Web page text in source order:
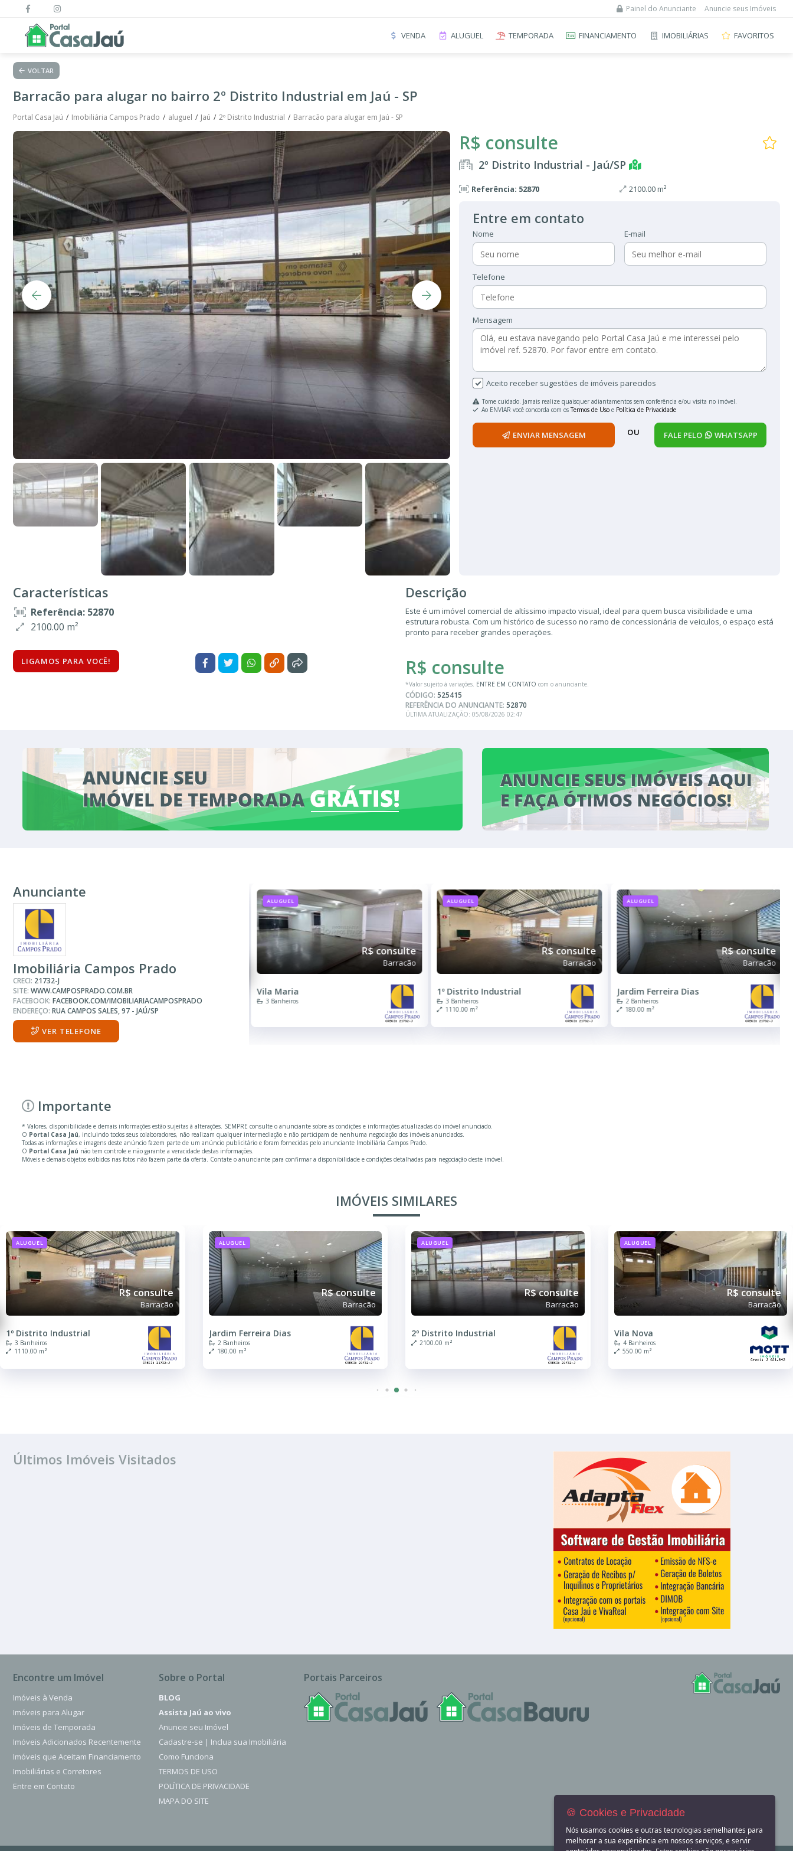
Painel do Anunciante Anuncie seus Imóveis
VENDA ALUGUEL TEMPORADA FINANCIAMENTO IMOBILIÁRIAS FAVORITOS
VOLTAR
Barracão para alugar no bairro 2º Distrito Industrial em Jaú - SP
Portal Casa Jaú Imobiliária Campos Prado aluguel Jaú 2º Distrito Industrial Barracão para alugar em Jaú - SP
R$ consulte
2º Distrito Industrial - Jaú/SP
Referência: 52870 2100.00 m²
Entre em contato
Nome E-mail
Telefone
Mensagem
Aceito receber sugestões de imóveis parecidos
Tome cuidado. Jamais realize quaisquer adiantamentos sem conferência e/ou visita no imóvel.
Ao ENVIAR você concorda com osTermos de Uso e Política de Privacidade
ENVIAR MENSAGEM OU FALE PELO WHATSAPP
Características
Referência: 52870
2100.00 m²
LIGAMOS PARA VOCÊ!
Descrição
Este é um imóvel comercial de altíssimo impacto visual, ideal para quem busca visibilidade e uma
estrutura robusta. Com um histórico de sucesso no ramo de concessionária de veiculos, o espaço está
pronto para receber grandes operações.
R$ consulte
*Valor sujeito à variações. ENTRE EM CONTATO com o anunciante.
CÓDIGO: 525415
REFERÊNCIA DO ANUNCIANTE: 52870
ÚLTIMA ATUALIZAÇÃO: 05/08/2026 02:47
Anunciante
Imobiliária Campos Prado
CRECI: 21732-J
SITE: WWW.CAMPOSPRADO.COM.BR
FACEBOOK: FACEBOOK.COM/IMOBILIARIACAMPOSPRADO
ENDEREÇO: RUA CAMPOS SALES, 97 - JAÚ/SP
VER TELEFONE
Jardim Brasilia
7 Banheiros
544.00 m²
ALUGUEL
R$ consulte
Barracão
Vila Maria
3 Banheiros
ALUGUEL
R$ consulte
Barracão
1º Distrito Industrial
3 Banheiros
1110.00 m²
ALUGUEL
R$ consulte
Barracão
Jardim Ferreira Dias
2 Banheiros
180.00 m²
Importante
* Valores, disponibilidade e demais informações estão sujeitas à alterações. SEMPRE consulte o anunciante sobre as condições e informações atualizadas do imóvel anunciado.
O Portal Casa Jaú, incluindo todos seus colaboradores, não realizam qualquer intermediação e não participam de nenhuma negociação dos imóveis anunciados.
Todas as informações e imagens deste anúncio fazem parte de um anúncio publicitário e foram fornecidas pelo anunciante Imobiliária Campos Prado.
O Portal Casa Jaú não tem controle e não garante a veracidade destas informações.
Móveis e demais objetos exibidos nas fotos não fazem parte da oferta. Contate o anunciante para confirmar a disponibilidade e condições detalhadas para negociação deste imóvel.
IMÓVEIS SIMILARES
ALUGUEL
R$ consulte
Barracão
1º Distrito Industrial
3 Banheiros
1110.00 m²
ALUGUEL
R$ consulte
Barracão
Jardim Ferreira Dias
2 Banheiros
180.00 m²
ALUGUEL
R$ consulte
Barracão
2º Distrito Industrial
2100.00 m²
ALUGUEL
R$ consulte
Barracão
Vila Nova
4 Banheiros
550.00 m²
Últimos Imóveis Visitados
Encontre um Imóvel
Imóveis à Venda
Imóveis para Alugar
Imóveis de Temporada
Imóveis Adicionados Recentemente
Imóveis que Aceitam Financiamento
Imobiliárias e Corretores
Entre em Contato
Sobre o Portal
BLOG
Assista Jaú ao vivo
Anuncie seu Imóvel
Cadastre-se | Inclua sua Imobiliária
Como Funciona
TERMOS DE USO
POLÍTICA DE PRIVACIDADE
MAPA DO SITE
Portais Parceiros
🍪 Cookies e Privacidade
Nós usamos cookies e outras tecnologias semelhantes para
melhorar a sua experiência em nossos serviços, e servir